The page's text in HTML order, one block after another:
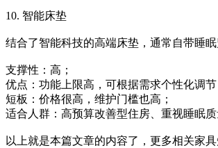
10. 智能床垫
结合了智能科技的高端床垫，通常自带睡
‌支撑性‌：高；
优点‌：功能上限高，可根据需求个性化调节
‌短板‌：价格很高，维护门槛也高；
适合人群‌：高预算改善型住房、重视睡眠质
以上就是本篇文章的内容了，更多相关家